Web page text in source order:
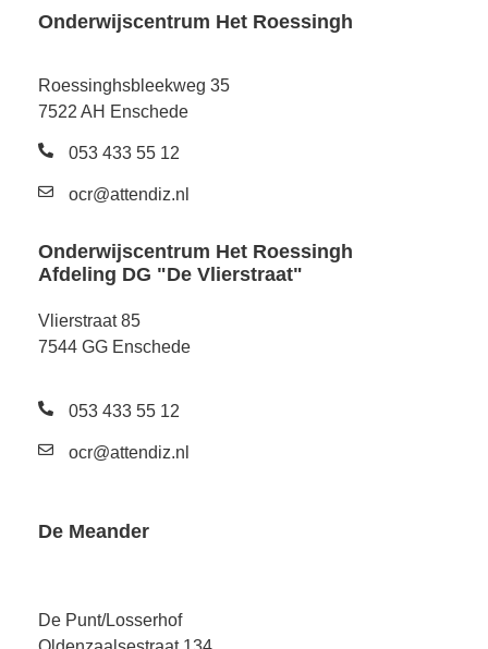
Onderwijscentrum Het Roessingh
Roessinghsbleekweg 35
7522 AH Enschede
053 433 55 12
ocr@attendiz.nl
Onderwijscentrum Het Roessingh
Afdeling DG "De Vlierstraat"
Vlierstraat 85
7544 GG Enschede
053 433 55 12
ocr@attendiz.nl
De Meander
De Punt/Losserhof